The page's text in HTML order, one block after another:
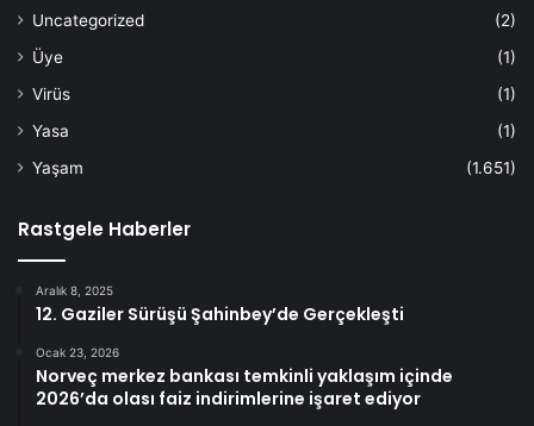
Uncategorized
(2)
Üye
(1)
Virüs
(1)
Yasa
(1)
Yaşam
(1.651)
Rastgele Haberler
Aralık 8, 2025
12. Gaziler Sürüşü Şahinbey’de Gerçekleşti
Ocak 23, 2026
Norveç merkez bankası temkinli yaklaşım içinde
2026’da olası faiz indirimlerine işaret ediyor